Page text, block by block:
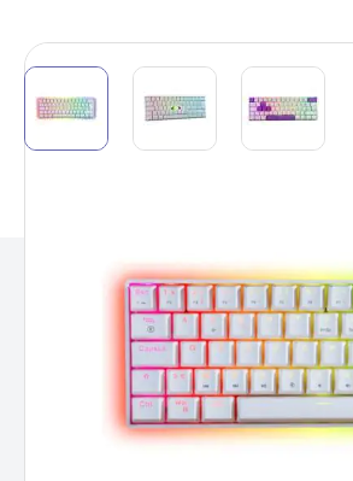
View larger imageView larger image
View
DESCRIPTION